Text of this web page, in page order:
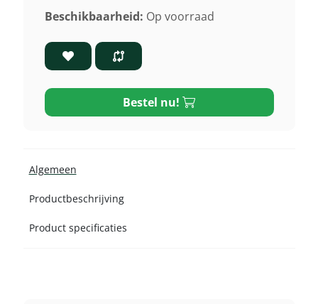
Beschikbaarheid: Op voorraad
Bestel nu!
Algemeen
Productbeschrijving
Product specificaties